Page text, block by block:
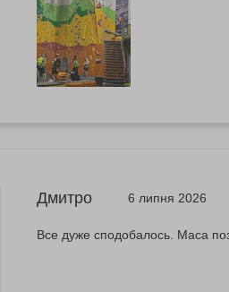
Дмитро 6 липня 2026
Все дуже сподобалось. Маса